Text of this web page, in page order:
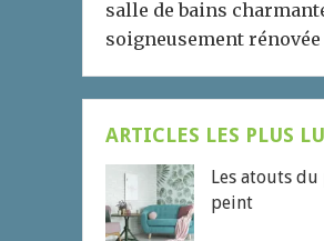
salle de bains
soigneusement rénovée
ARTICLES LES PLUS
Les atouts
peint